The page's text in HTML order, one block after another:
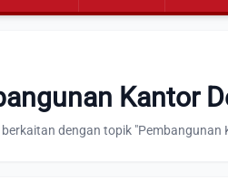
Kantor
dengan topik "Pembangunan